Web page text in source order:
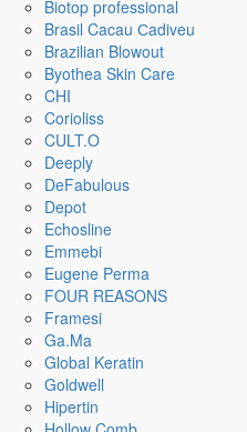
Biotop professional
Brasil Cacau Сadiveu
Brazilian Blowout
Byothea Skin Care
CHI
Corioliss
CULT.O
Deeply
DeFabulous
Depot
Echosline
Emmebi
Eugene Perma
FOUR REASONS
Framesi
Ga.Ma
Global Keratin
Goldwell
Hipertin